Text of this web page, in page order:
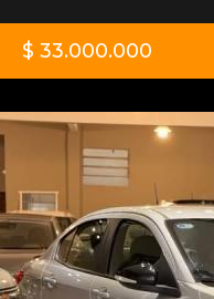
$ 33.000.000